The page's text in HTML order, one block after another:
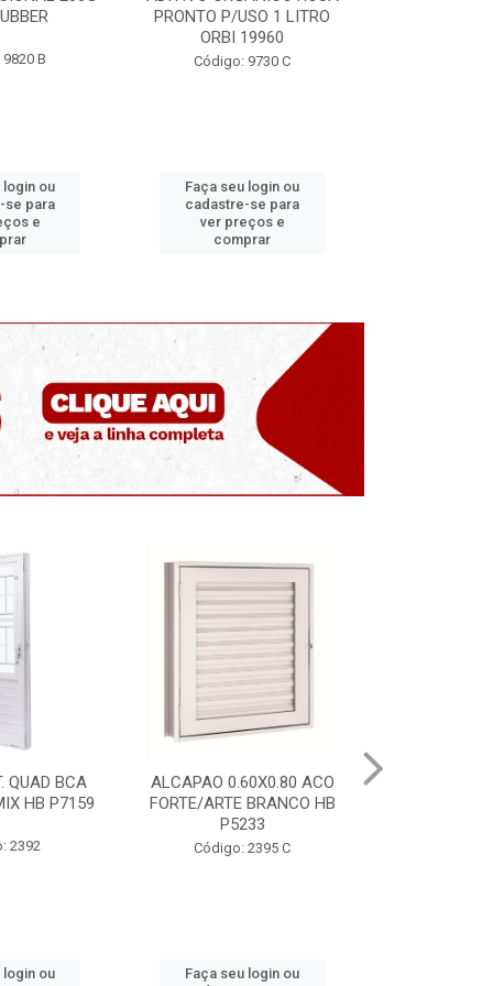
1 LITRO
9730 C
login ou
se para
e
ORBI 1577
Código: 9730 F
Faça seu login ou
cadastre-se para
ver preços e
comprar
ACO
HB
C
login ou
PORTA CANELADA 85X2.15
DIR HB ACO ARTE 1490
Código: 2314
Faça seu login ou